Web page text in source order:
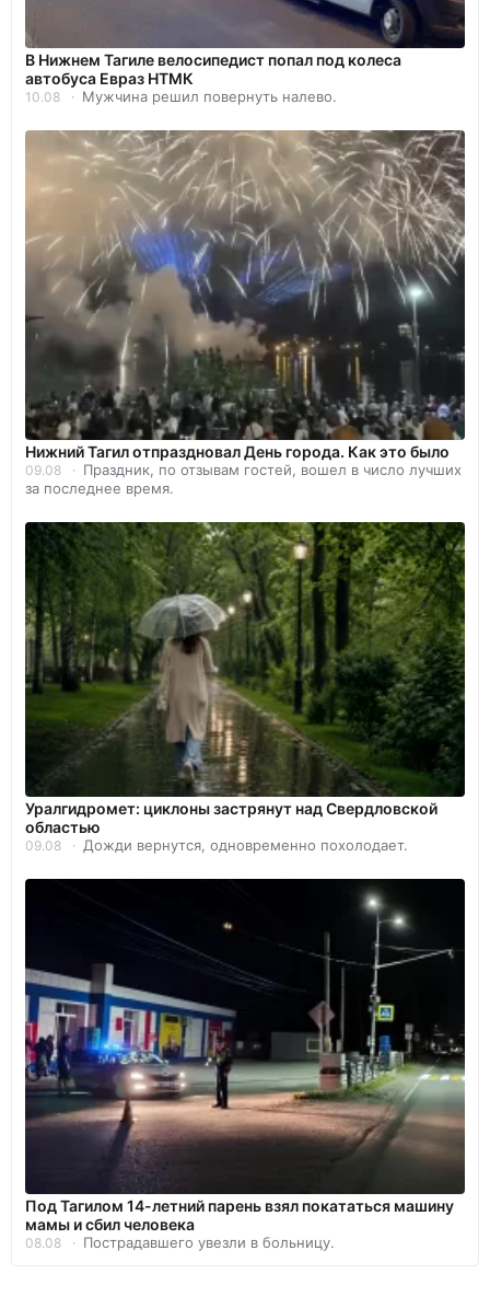
В Нижнем Тагиле велосипедист попал под колеса
автобуса Евраз НТМК
10.08 Мужчина решил повернуть налево.
Нижний Тагил отпраздновал День города. Как это было
09.08
Праздник, по отзывам гостей, вошел в число лучших
за последнее время.
Уралгидромет: циклоны застрянут над Свердловской
областью
09.08 Дожди вернутся, одновременно похолодает.
Под Тагилом 14-летний парень взял покататься машину
мамы и сбил человека
08.08 Пострадавшего увезли в больницу.